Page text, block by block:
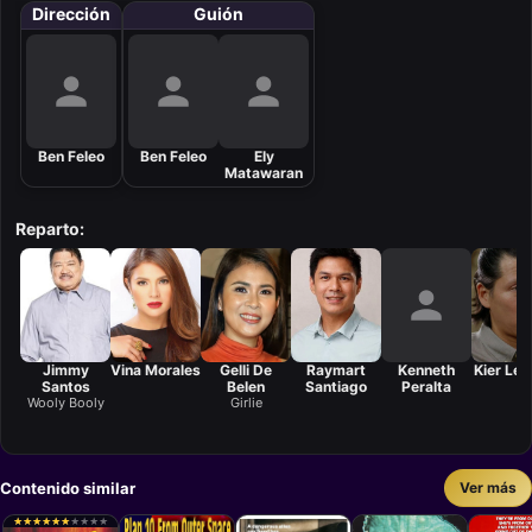
Dirección
Ben Feleo
Guión
Ben Feleo
Ely
Matawaran
Reparto:
Jimmy
Santos
Wooly Booly
Vina Morales
Gelli De
Belen
Girlie
Raymart
Santiago
Kenneth
Peralta
Kier
Contenido similar Ver más
★
★★
★★
★★
★★
★★
★★
★ ★
★ ★
★ ★
★